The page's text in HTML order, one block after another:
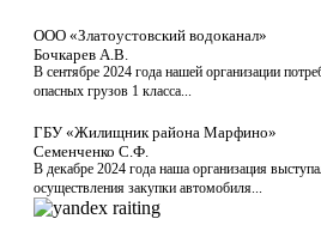
ООО «Златоустовский водоканал»
Бочкарев А.В.
В сентябре 2024 года нашей организации
опасных грузов 1 класса...
ГБУ «Жилищник района Марфино»
Семенченко С.Ф.
В декабре 2024 года наша организация
осуществления закупки автомобиля...